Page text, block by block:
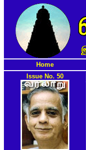
Home
Issue No. 50